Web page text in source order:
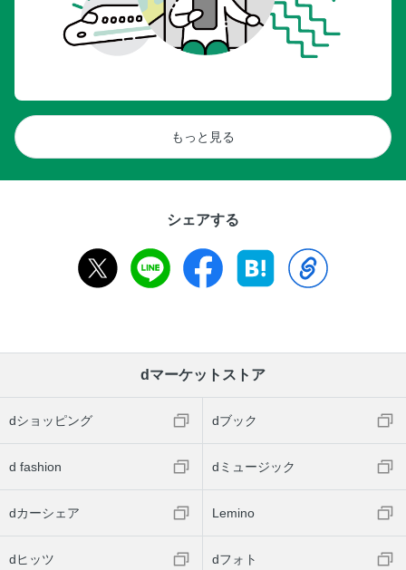
もっと見る
シェアする
dマーケットストア
dショッピング dブック
d fashion dミュージック
dカーシェア Lemino
dヒッツ dフォト